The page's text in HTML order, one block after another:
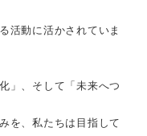
活動に活かされていま
」、そして「未来へつ
を、私たちは目指して